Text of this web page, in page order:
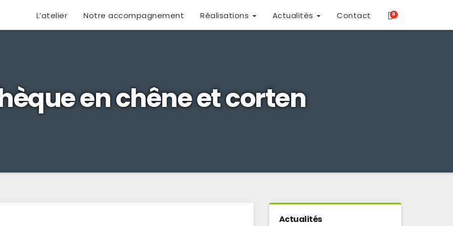
L’atelier Notre accompagnement Réalisations Actualités Contact 0
en chêne et corten
Actualités